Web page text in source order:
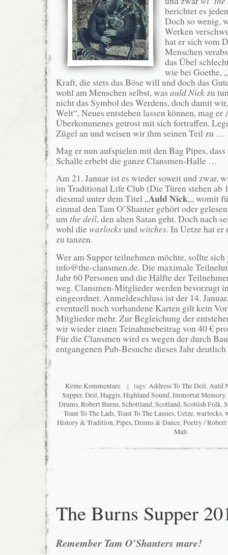
berichtet es
Doch so wenig,
Werken
hat er sich vom
Menschen
das Übel
wie bei
Kraft, die stets das Böse will und doch das
wohl am Menschen selbst, was auld Nick zu
nicht das Symbol des Werdens, doch damit
Welt“, Neues entstehen lassen können, mag er
Überkommenes getrost mit sich fortraffen.
Zügel an und weisen wir ihm seinen Teil zu …
Mag er nun aufspielen mit den Bag Pipes,
Schalle erbebt die ganze Clansmen-Halle …
Am 21. Januar ist es wieder soweit und zwar,
im Traditional Life Club (Die Türen stehen ab
diesmal unter dem Titel „Auld Nick„, womit
einmal den Tam O’Shanter gehört oder
umthe deil, den alten Satan geht. Doch nach
wohl diewarlocksundwitches. In Uetze hat er
zu tanzen.
Wer am Supper teilnehmen möchte, sollte
info@the-clansmen.de. Die maximale
Jahr 60 Personen und die Hälfte der
weg. Clansmen-Mitglieder werden bevorzugt
eingeordnet. Anmeldeschluss ist der 14.
eventuell noch vorhandene Karten gilt kein
Mitglieder mehr. Zur Begleichung der
wir wieder einen Teinahmebeitrag von 40 €
Für die Clansmen wird es wegen der durch
entgangenen Pub-Besuche dieses Jahr
Keine Kommentare | tags: Address To The Deil,Auld
Supper,Deil,Haggis,Highland Sound,Immortal Memory,
Drums,Robert Burns,Schottland,Scotland,Scottish Folk,
Toast To The Lads,Toast To The Lassies,Uetze,warlocks,
History & Tradition,Pipes, Drums & Dance,Poetry / Robert
Malt
The Burns Supper
Remember Tam O’Shanters mare!